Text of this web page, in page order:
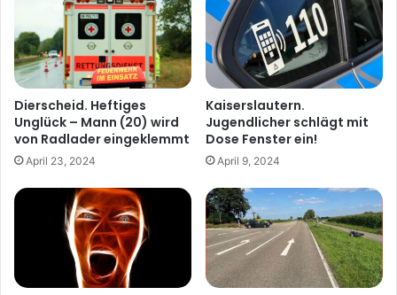
Dierscheid. Heftiges
Unglück – Mann (20) wird
von Radlader eingeklemmt
April 23, 2024
Kaiserslautern.
Jugendlicher schlägt mit
Dose Fenster ein!
April 9, 2024